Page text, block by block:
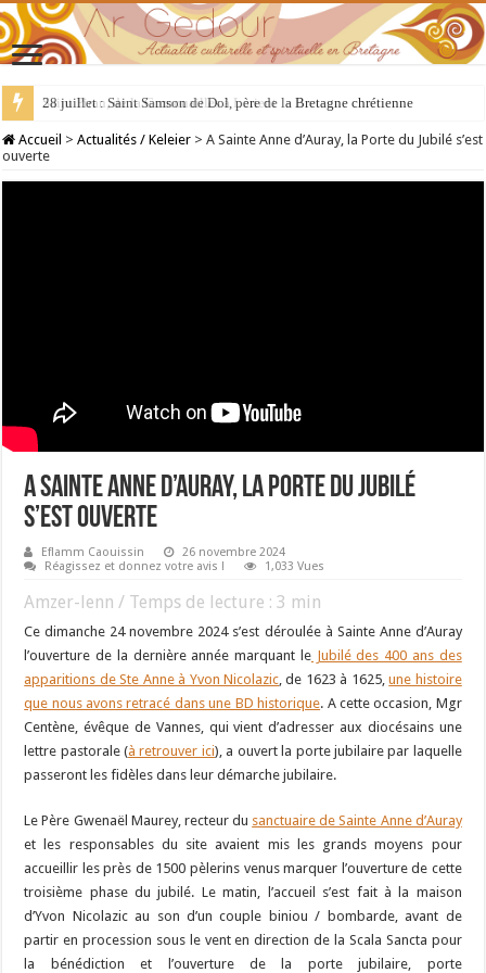
28 juillet : Saint Samson de Dol, père de la Bretagne chrétienne
Accueil > Actualités / Keleier > A Sainte Anne d’Auray, la Porte du Jubilé s’est
ouverte
A Sainte Anne d’Auray, la Porte du Jubilé
s’est ouverte
Eflamm Caouissin
26 novembre 2024
Réagissez et donnez votre avis !
1,033 Vues
Amzer-lenn / Temps de lecture :3 min
Ce dimanche 24 novembre 2024 s’est déroulée à Sainte Anne d’Auray
l’ouverture de la dernière année marquant leJubilé des 400 ans des
apparitions de Ste Anne à Yvon Nicolazic, de 1623 à 1625,une histoire
que nous avons retracé dans une BD historique. A cette occasion, Mgr
Centène, évêque de Vannes, qui vient d’adresser aux diocésains une
lettre pastorale (à retrouver ici), a ouvert la porte jubilaire par laquelle
passeront les fidèles dans leur démarche jubilaire.
Le Père Gwenaël Maurey, recteur du sanctuaire de Sainte Anne d’Auray
et les responsables du site avaient mis les grands moyens pour
accueillir les près de 1500 pèlerins venus marquer l’ouverture de cette
troisième phase du jubilé. Le matin, l’accueil s’est fait à la maison
d’Yvon Nicolazic au son d’un couple biniou / bombarde, avant de
partir en procession sous le vent en direction de la Scala Sancta pour
la bénédiction et l’ouverture de la porte jubilaire, porte